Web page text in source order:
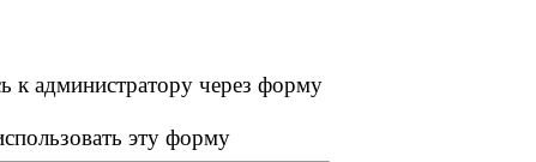
к администратору через форму
эту форму